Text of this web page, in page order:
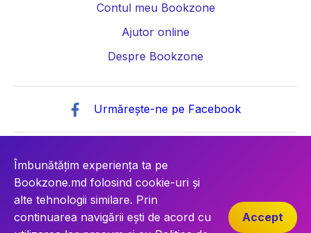
Contul meu Bookzone
Ajutor online
Despre Bookzone
Urmărește-ne pe Facebook
IDNO: 1021600042976
Îmbunătățim experiența ta pe
Bookzone.md folosind cookie-uri și
alte tehnologii similare. Prin
continuarea navigării ești de acord cu
Accept